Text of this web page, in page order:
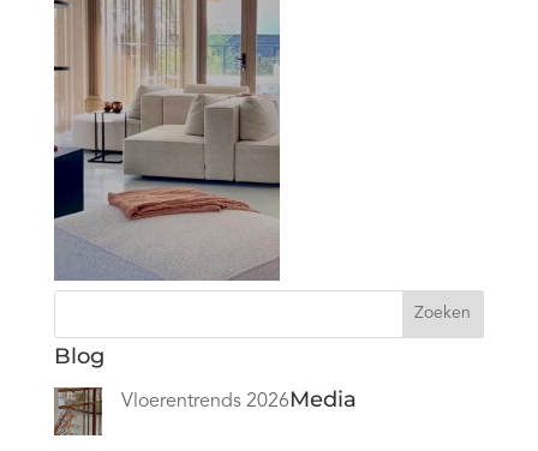
Zoeken
Blog
Vloerentrends 2026Media